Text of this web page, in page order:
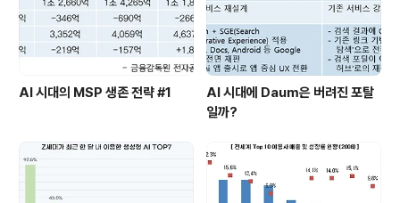
AI 시대의 MSP 생존 전략 #1
AI 시대에 Daum은 버려진 포탈
일까?